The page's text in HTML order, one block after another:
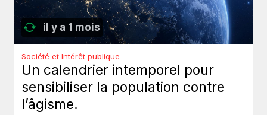
il y a 1 mois
Société et Intérêt publique
Un calendrier intemporel pour
sensibiliser la population contre
l’âgisme.